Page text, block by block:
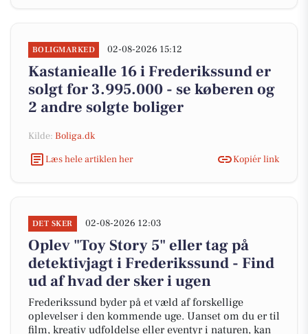
BOLIGMARKED 02-08-2026 15:12
Kastaniealle 16 i Frederikssund er
solgt for 3.995.000 - se køberen og
2 andre solgte boliger
Kilde: Boliga.dk
Læs hele artiklen her
Kopiér link
DET SKER 02-08-2026 12:03
Oplev "Toy Story 5" eller tag på
detektivjagt i Frederikssund - Find
ud af hvad der sker i ugen
Frederikssund byder på et væld af forskellige
oplevelser i den kommende uge. Uanset om du er til
film, kreativ udfoldelse eller eventyr i naturen, kan